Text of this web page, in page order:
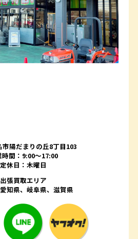
市陽だまりの丘8丁目103
時間：9:00〜17:00
定休日：木曜日
出張買取エリア
知県、岐阜県、滋賀県